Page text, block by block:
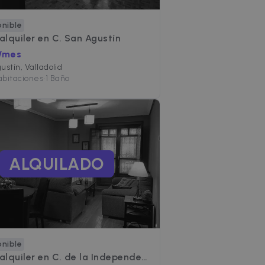
en C. San Agustín
Valladolid
•1 Baño
ALQUILADO
en C. de la Independencia
intercambio de datos
publicitarios, como